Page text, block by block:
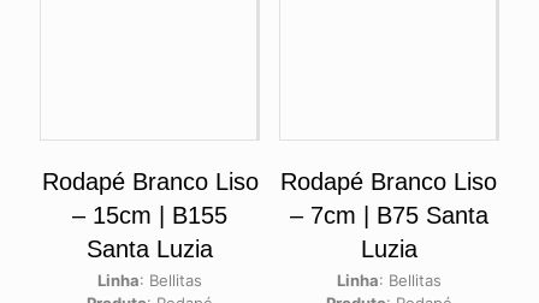
Rodapé Branco Liso
– 15cm | B155
Santa Luzia
Linha: Bellitas
Rodapé Branco Liso
– 7cm | B75 Santa
Luzia
Linha: Bellitas